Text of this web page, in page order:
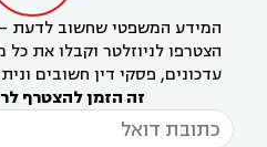
המידע המשפטי שחשוב לדעת
הצטרפו לניוזלטר וקבלו את
עדכונים, פסקי דין חשובים
זה הזמן להצטרף